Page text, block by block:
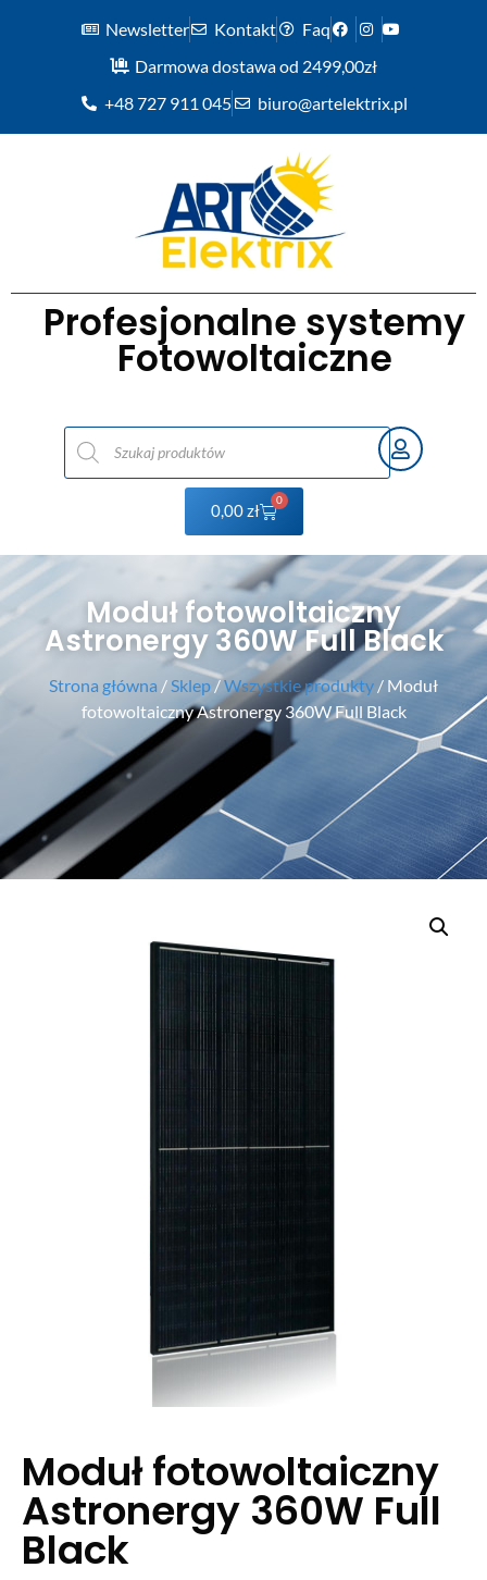
Newsletter Kontakt
Faq
Darmowa dostawa od 2499,00zł
+48 727 911 045
biuro@artelektrix.pl
Profesjonalne systemy
Fotowoltaiczne
0,00zł
0
Moduł fotowoltaiczny
Astronergy 360W Full Black
Strona główna / Sklep/Wszystkie produkty / Moduł
fotowoltaiczny Astronergy 360W Full Black
Moduł fotowoltaiczny
Astronergy 360W Full
Black